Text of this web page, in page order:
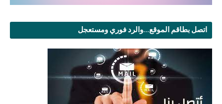
اتصل بطاقم الموقع...والرد فوري ومستعجل